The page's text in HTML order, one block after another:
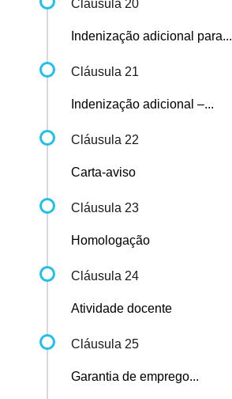
Cláusula 20
Indenização adicional para...
Cláusula 21
Indenização adicional –...
Cláusula 22
Carta-aviso
Cláusula 23
Homologação
Cláusula 24
Atividade docente
Cláusula 25
Garantia de emprego...